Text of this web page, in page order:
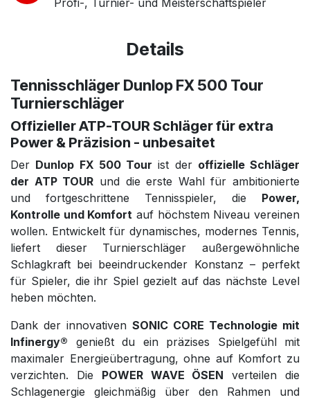
Profi-, Turnier- und Meisterschaftspieler
Details
Tennisschläger Dunlop FX 500 Tour
Turnierschläger
Offizieller ATP-TOUR Schläger für extra
Power & Präzision - unbesaitet
Der Dunlop FX 500 Tour ist der offizielle Schläger
der ATP TOUR und die erste Wahl für ambitionierte
und fortgeschrittene Tennisspieler, die Power,
Kontrolle und Komfort auf höchstem Niveau vereinen
wollen. Entwickelt für dynamisches, modernes Tennis,
liefert dieser Turnierschläger außergewöhnliche
Schlagkraft bei beeindruckender Konstanz – perfekt
für Spieler, die ihr Spiel gezielt auf das nächste Level
heben möchten.
Dank der innovativen SONIC CORE Technologie mit
Infinergy® genießt du ein präzises Spielgefühl mit
maximaler Energieübertragung, ohne auf Komfort zu
verzichten. Die POWER WAVE ÖSEN verteilen die
Schlagenergie gleichmäßig über den Rahmen und